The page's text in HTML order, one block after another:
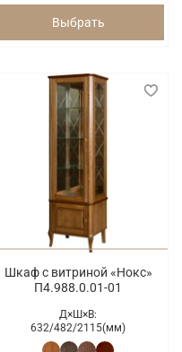
Выбрать
Шкаф с витриной «Нокс»
П4.988.0.01-01
Д×Ш×В:
632/482/2115(мм)